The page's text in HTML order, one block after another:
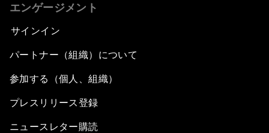
エンゲージメント
サインイン
パートナー（組織）について
参加する（個人、組織）
プレスリリース登録
ニュースレター購読